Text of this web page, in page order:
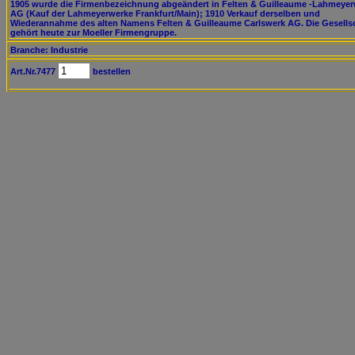
1905 wurde die Firmenbezeichnung abgeändert in Felten & Guilleaume -
AG (Kauf der Lahmeyerwerke Frankfurt/Main); 1910 Verkauf derselben und
Wiederannahme des alten Namens Felten & Guilleaume Carlswerk AG. Die
gehört heute zur Moeller Firmengruppe.
Branche: Industrie
Art.Nr.7477 bestellen